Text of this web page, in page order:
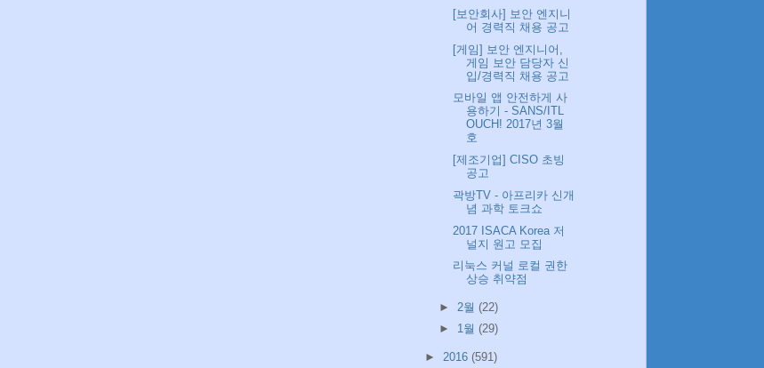
[보안회사] 보안 엔지니
어 경력직 채용 공고
[게임] 보안 엔지니어,
게임 보안 담당자 신
입/경력직 채용 공고
모바일 앱 안전하게 사
용하기 - SANS/ITL
OUCH! 2017년 3월
호
[제조기업] CISO 초빙
공고
곽방TV - 아프리카 신개
념 과학 토크쇼
2017 ISACA Korea 저
널지 원고 모집
리눅스 커널 로컬 권한
상승 취약점
► 2월 (22)
► 1월 (29)
► 2016 (591)